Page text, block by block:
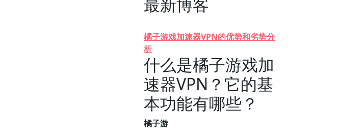
橘子游戏加速器VPN的优势和劣势分
析
什么是橘子游戏加
速器VPN？它的基
本功能有哪些？
橘子游